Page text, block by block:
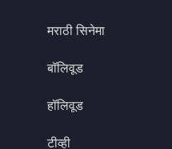
मराठी सिनेमा
बॉलिवूड
हॉलिवूड
टीव्ही